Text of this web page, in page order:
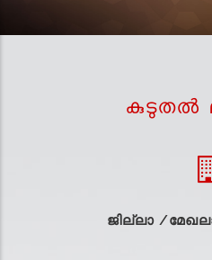
കുടുതല്‍
ജില്ലാ /